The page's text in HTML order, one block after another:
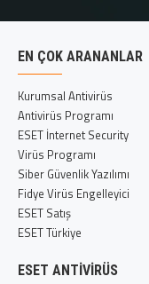
EN ÇOK ARANANLAR
Kurumsal Antivirüs
Antivirüs Programı
ESET İnternet Security
Virüs Programı
Siber Güvenlik Yazılımı
Fidye Virüs Engelleyici
ESET Satış
ESET Türkiye
ESET ANTIVIRÜS